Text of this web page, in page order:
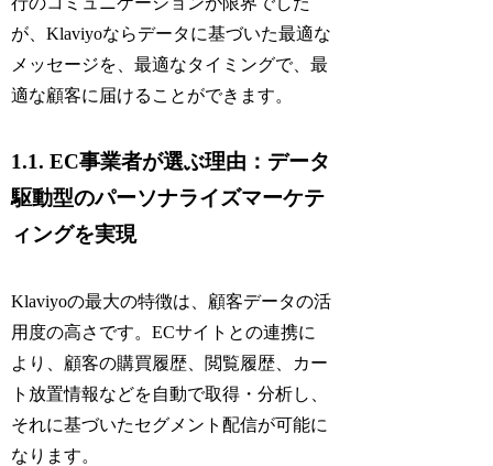
が、Klaviyoならデータに基づいた最適な
メッセージを、最適なタイミングで、最
適な顧客に届けることができます。
1.1. EC事業者が選ぶ理由：データ
駆動型のパーソナライズマーケテ
ィングを実現
Klaviyoの最大の特徴は、顧客データの活
用度の高さです。ECサイトとの連携に
より、顧客の購買履歴、閲覧履歴、カー
ト放置情報などを自動で取得・分析し、
それに基づいたセグメント配信が可能に
なります。